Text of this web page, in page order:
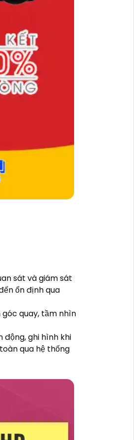
sát và giám sát
ổn định qua
góc quay, tầm nhìn
ghi hình khi
qua hệ thống